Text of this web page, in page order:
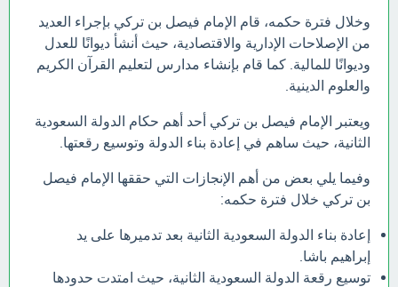
وخلال فترة حكمه، قام الإمام فيصل بن تركي بإجراء العديد
من الإصلاحات الإدارية والاقتصادية، حيث أنشأ ديوانًا للعدل
وديوانًا للمالية. كما قام بإنشاء مدارس لتعليم القرآن الكريم
والعلوم الدينية.
ويعتبر الإمام فيصل بن تركي أحد أهم حكام الدولة السعودية
الثانية، حيث ساهم في إعادة بناء الدولة وتوسيع رقعتها.
وفيما يلي بعض من أهم الإنجازات التي حققها الإمام فيصل
بن تركي خلال فترة حكمه:
إعادة بناء الدولة السعودية الثانية بعد تدميرها على يد
إبراهيم باشا.
توسيع رقعة الدولة السعودية الثانية، حيث امتدت حدودها